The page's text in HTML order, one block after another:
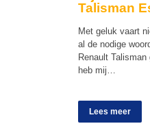
Talisman
Met geluk vaart
al de nodige
Renault
heb mij…
Lees meer